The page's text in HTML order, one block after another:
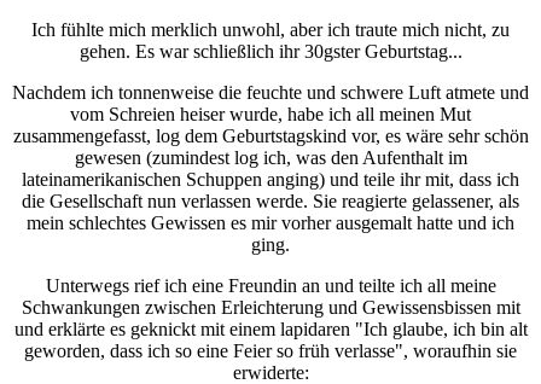
Ich fühlte mich merklich unwohl, aber ich traute mich nicht, zu
gehen. Es war schließlich ihr 30gster Geburtstag...
Nachdem ich tonnenweise die feuchte und schwere Luft atmete und
vom Schreien heiser wurde, habe ich all meinen Mut
zusammengefasst, log dem Geburtstagskind vor, es wäre sehr schön
gewesen (zumindest log ich, was den Aufenthalt im
lateinamerikanischen Schuppen anging) und teile ihr mit, dass ich
die Gesellschaft nun verlassen werde. Sie reagierte gelassener, als
mein schlechtes Gewissen es mir vorher ausgemalt hatte und ich
ging.
Unterwegs rief ich eine Freundin an und teilte ich all meine
Schwankungen zwischen Erleichterung und Gewissensbissen mit
und erklärte es geknickt mit einem lapidaren "Ich glaube, ich bin alt
geworden, dass ich so eine Feier so früh verlasse", woraufhin sie
erwiderte: